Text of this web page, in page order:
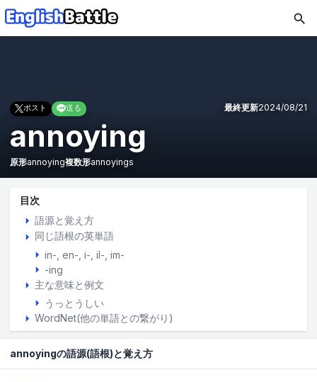
ポスト 送る 最終更新2024/08/21
annoying
原形annoying複数形annoyings
目次
語源と覚え方
同じ語根の英単語
in-, en-, i-, il-, im-
-ing
主な意味と例文
うっとうしい
WordNet(他の単語との繋がり)
annoyingの語源(語根)と覚え方